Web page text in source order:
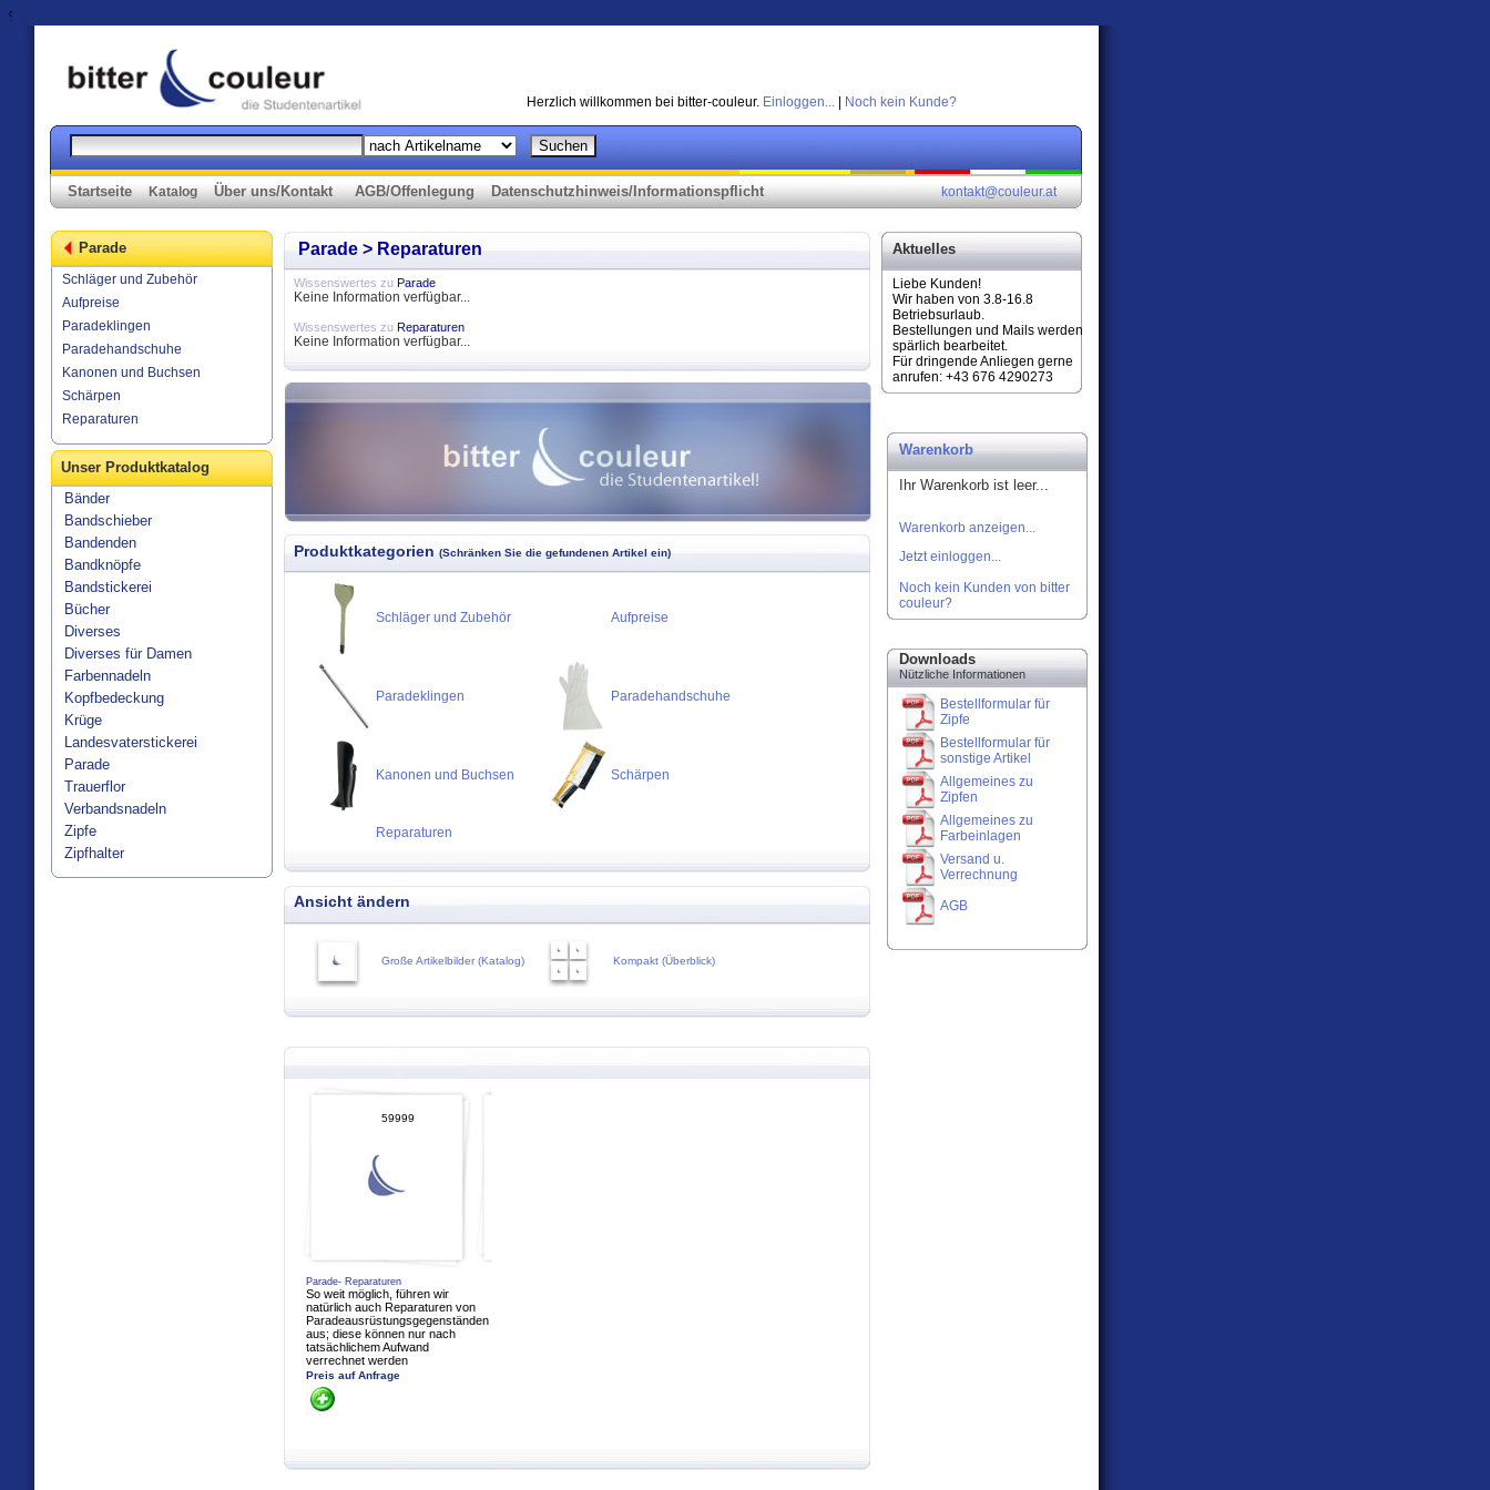
%>
Herzlich willkommen bei bitter-couleur. Einloggen... Noch kein Kunde?
Startseite Katalog Über uns/Kontakt AGB/Offenlegung Datenschutzhinweis/Informationspflicht
Aktuelles
Liebe Kunden!
Wir haben von 3.8-16.8
Betriebsurlaub.
Bestellungen und Mails werden
spärlich bearbeitet.
Für dringende Anliegen gerne
anrufen: +43 676 4290273
Parade
Schläger und Zubehör
Aufpreise
Paradeklingen
Paradehandschuhe
Kanonen und Buchsen
Schärpen
Reparaturen
Unser Produktkatalog
Bänder
Bandschieber
Bandenden
Bandknöpfe
Bandstickerei
Bücher
Diverses
Diverses für Damen
Farbennadeln
Kopfbedeckung
Krüge
Landesvaterstickerei
Parade
Trauerflor
Verbandsnadeln
Zipfe
Zipfhalter
Warenkorb
Ihr Warenkorb ist leer...
Warenkorb anzeigen...
Jetzt einloggen...
Noch kein Kunden von bitter
couleur?
Downloads
Nützliche Informationen
Bestellformular für
Zipfe
Bestellformular für
sonstige Artikel
Allgemeines zu
Zipfen
Allgemeines zu
Farbeinlagen
Versand u.
Verrechnung
AGB
kontakt@couleur.at
Parade > Reparaturen
Wissenswertes zu Parade
Keine Information verfügbar...
Wissenswertes zu Reparaturen
Keine Information verfügbar...
Produktkategorien (Schränken Sie die gefundenen Artikel ein)
Schläger und Zubehör Aufpreise
Paradeklingen Paradehandschuhe
Kanonen und Buchsen Schärpen
Reparaturen
Ansicht ändern
Große Artikelbilder (Katalog) Kompakt (Überblick)
59999
Parade- Reparaturen
So weit möglich, führen wir
natürlich auch Reparaturen von
Paradeausrüstungsgegenständen
aus; diese können nur nach
tatsächlichem Aufwand
verrechnet werden
Preis auf Anfrage